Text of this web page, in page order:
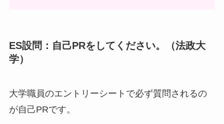
ES設問：自己PRをしてください。（法政大
学）
大学職員のエントリーシートで必ず質問されるの
が自己PRです。